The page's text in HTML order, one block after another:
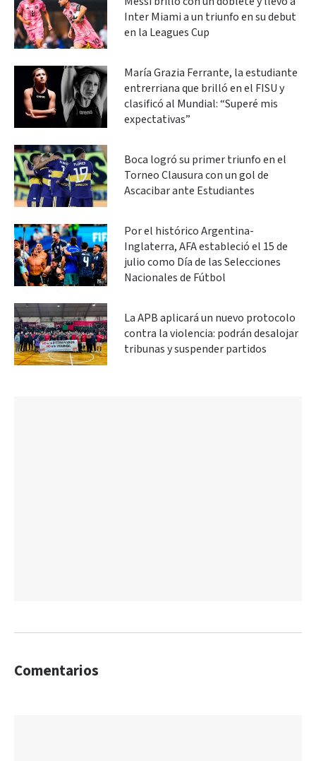
Inter Miami a un triunfo en su debut
en la Leagues Cup
María Grazia Ferrante, la estudiante
entrerriana que brilló en el FISU y
clasificó al Mundial: “Superé mis
expectativas”
Boca logró su primer triunfo en el
Torneo Clausura con un gol de
Ascacibar ante Estudiantes
Por el histórico Argentina-
Inglaterra, AFA estableció el 15 de
julio como Día de las Selecciones
Nacionales de Fútbol
La APB aplicará un nuevo protocolo
contra la violencia: podrán desalojar
tribunas y suspender partidos
Comentarios